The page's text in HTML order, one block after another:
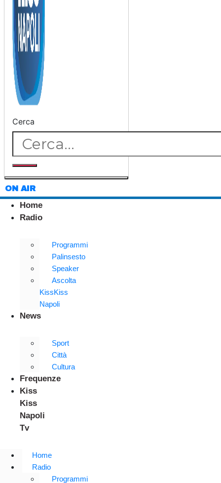
Cerca
ON AIR
Home
Radio
Programmi
Palinsesto
Speaker
Ascolta
KissKiss
Napoli
News
Sport
Città
Cultura
Frequenze
Kiss
Kiss
Napoli
Tv
Home
Radio
Programmi